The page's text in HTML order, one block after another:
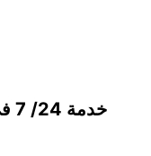
خدمة 24/ 7 في معظم المطارات الرئيسية